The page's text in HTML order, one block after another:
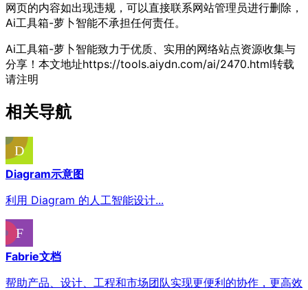
网页的内容如出现违规，可以直接联系网站管理员进行删除，
Ai工具箱-萝卜智能不承担任何责任。
Ai工具箱-萝卜智能致力于优质、实用的网络站点资源收集与
分享！ 本文地址https://tools.aiydn.com/ai/2470.html转载
请注明
相关导航
Diagram示意图
利用 Diagram 的人工智能设计...
Fabrie文档
帮助产品、设计、工程和市场团队实现更便利的协作，更高效